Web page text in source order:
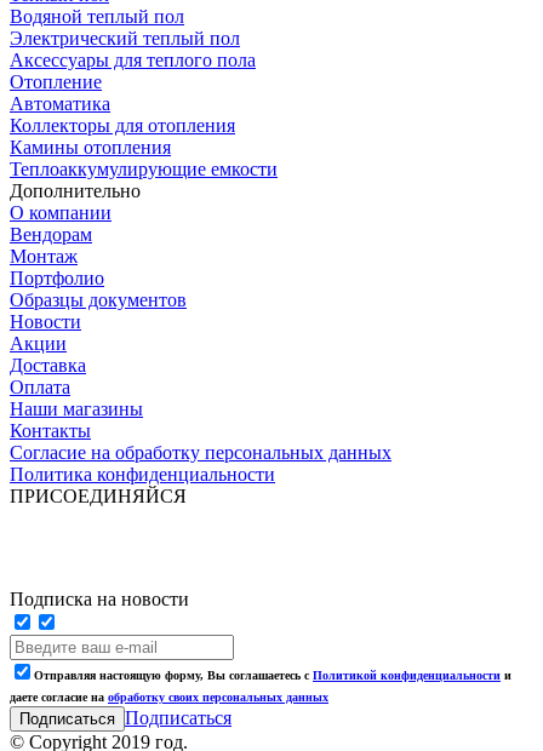
Водяной теплый пол
Электрический теплый пол
Аксессуары для теплого пола
Отопление
Автоматика
Коллекторы для отопления
Камины отопления
Теплоаккумулирующие емкости
Дополнительно
О компании
Вендорам
Монтаж
Портфолио
Образцы документов
Новости
Акции
Доставка
Оплата
Наши магазины
Контакты
Согласие на обработку персональных данных
Политика конфиденциальности
ПРИСОЕДИНЯЙСЯ
Подписка на новости
Отправляя настоящую форму, Вы соглашаетесь с Политикой конфиденциальности и
даете согласие на обработку своих персональных данных
Подписаться
© Copyright 2019 год.